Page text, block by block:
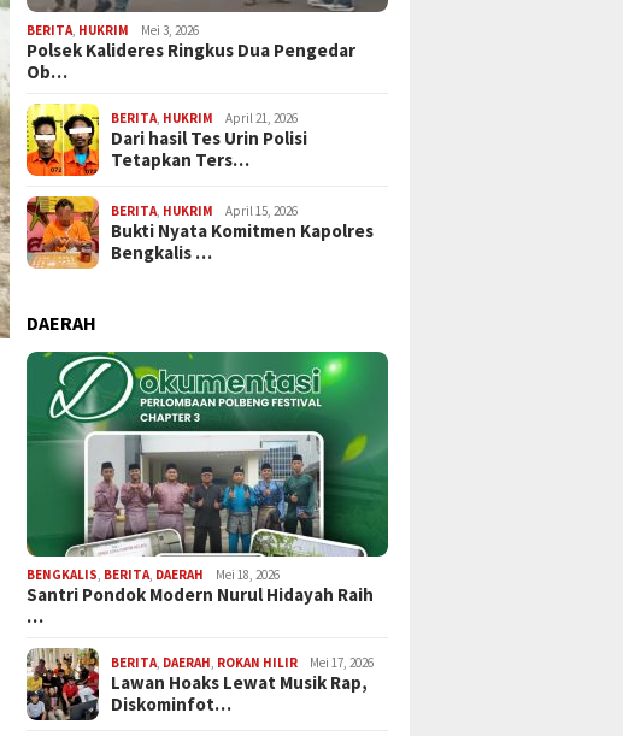
BERITA HUKRIM Mei 3, 2026
Polsek Kalideres Ringkus Dua Pengedar
Ob…
BERITA HUKRIM April 21, 2026
Dari hasil Tes Urin Polisi
Tetapkan Ters…
BERITA HUKRIM April 15, 2026
Bukti Nyata Komitmen Kapolres
Bengkalis …
DAERAH
BENGKALIS BERITA DAERAH Mei 18, 2026
Santri Pondok Modern Nurul Hidayah Raih
…
BERITA DAERAH ROKAN HILIR Mei 17, 2026
Lawan Hoaks Lewat Musik Rap,
Diskominfot…